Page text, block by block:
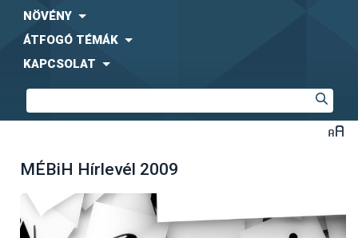
NÖVÉNY
ÁTFOGÓ TÉMÁK
KAPCSOLAT
MÉBiH Hírlevél 2009